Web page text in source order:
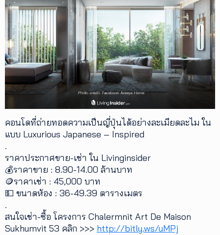
คอนโดที่ถ่ายทอดความเป็นญี่ปุ่นได้อย่างละเมียดละไม ใน
แบบ Luxurious Japanese – Inspired
.
ราคาประกาศขาย-เช่า ใน Livinginsider
💰ราคาขาย : 8.90-14.00 ล้านบาท
🪙ราคาเช่า : 45,000 บาท
💵 ขนาดห้อง : 36-49.39 ตารางเมตร
.
สนใจเช่า-ซื้อ โครงการ Chalermnit Art De Maison
Sukhumvit 53 คลิก >>> http://bitly.ws/uMPj